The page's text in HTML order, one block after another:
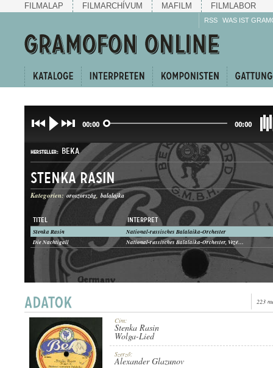
FILMALAP FILMARCHÍVUM MAFILM FILMLABOR
RSS WAS IST
00:00 00:00
INTERPRET: NATIONAL-RUSSISCHES BALALAIKA-ORCHESTER
HERSTELLER: BEKA
PLATTENAUFNAHME: B. 5252-I
Stenka Rasin
Kategorien: oroszország balalajka
TITEL INTERPRET
Stenka Rasin
National-russisches Balalaika-Orchester
Die Nachtigall
National-russisches Balalaika-Orchester, Vezényel: Professor J. Rüger
223
Cím:
Stenka Rasin
Wolga-Lied
Szerző:
Alexander Glazunov